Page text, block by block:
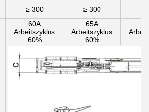
≥ 300 ≥ 300 ≥
60A
Arbeitszyklus
60%
65A
Arbeitszyklus
60%